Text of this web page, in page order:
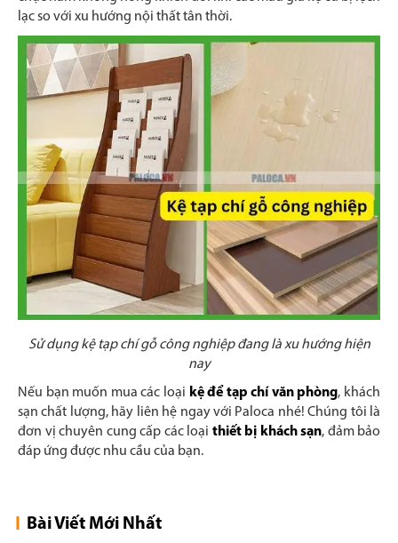
lạc so với xu hướng nội thất tân thời.
Sử dụng kệ tạp chí gỗ công nghiệp đang là xu hướng hiện
nay
Nếu bạn muốn mua các loại kệ để tạp chí văn phòng, khách
sạn chất lượng, hãy liên hệ ngay với Paloca nhé! Chúng tôi là
đơn vị chuyên cung cấp các loại thiết bị khách sạn, đảm bảo
đáp ứng được nhu cầu của bạn.
Bài Viết Mới Nhất